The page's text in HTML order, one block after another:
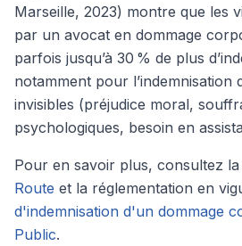
Marseille, 2023) montre que les
par un avocat en dommage
parfois jusqu’à 30 % de plus
notamment pour l’indemnisation
invisibles (préjudice moral,
psychologiques, besoin en
Pour en savoir plus, consultez la
Route et la réglementation en
d'indemnisation d'un dommage
Public.